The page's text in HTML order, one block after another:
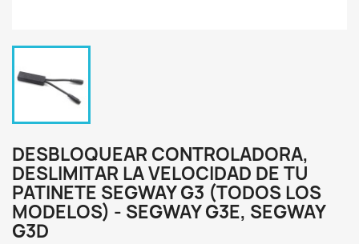
DESBLOQUEAR CONTROLADORA,
DESLIMITAR LA VELOCIDAD DE TU
PATINETE SEGWAY G3 (TODOS LOS
MODELOS) - SEGWAY G3E, SEGWAY
G3D